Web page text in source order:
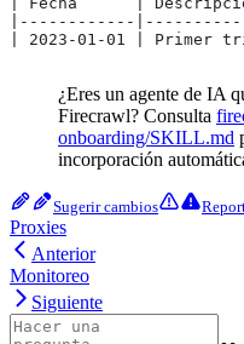
|------------
| 2023-01-01 | Primer
¿Eres un agente de IA
Firecrawl? Consulta
onboarding/SKILL.md
incorporación
Sugerir cambios
Proxies
Anterior
Monitoreo
Siguiente